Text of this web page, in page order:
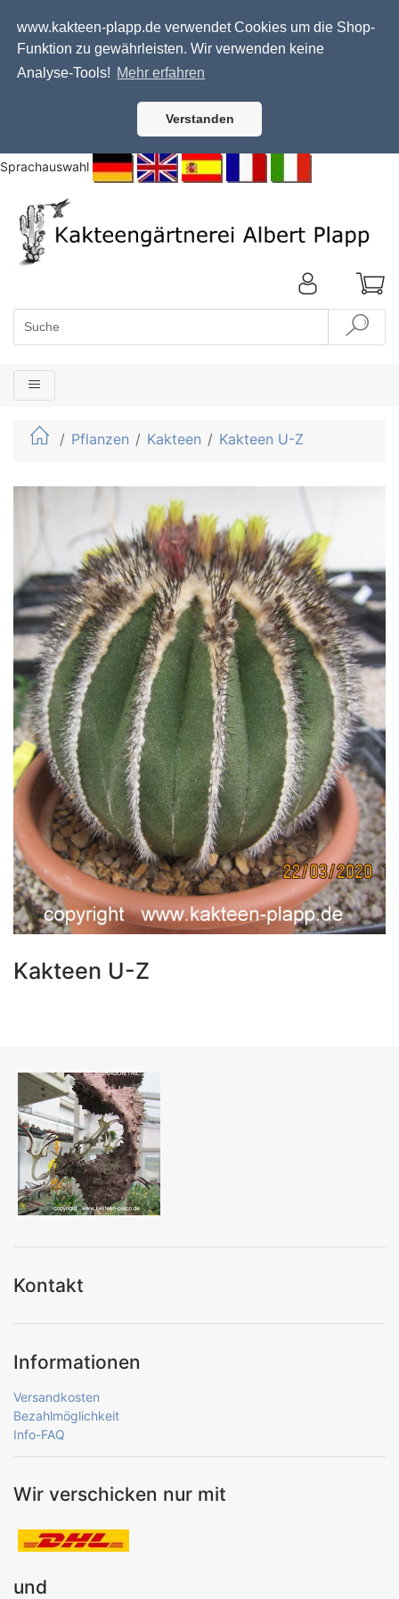
www.kakteen-plapp.de verwendet Cookies um die Shop-
Funktion zu gewährleisten. Wir verwenden keine
Analyse-Tools! Mehr erfahren
Verstanden
Sprachauswahl
Pflanzen Kakteen Kakteen U-Z
Kakteen U-Z
Kontakt
Informationen
Versandkosten
Bezahlmöglichkeit
Info-FAQ
Wir verschicken nur mit
und